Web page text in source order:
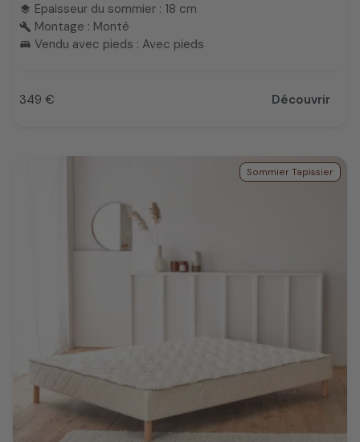
layers Epaisseur du sommier : 18 cm
build Montage : Monté
king_bed Vendu avec pieds : Avec pieds
Prix
349 € Découvrir
Sommier Tapissier